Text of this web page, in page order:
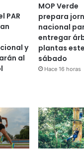
PAR
y
al
MOP Verde
prepara
nacional
entregar
plantas este
sábado
Hace 16 horas